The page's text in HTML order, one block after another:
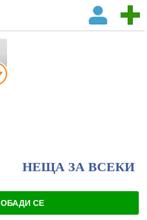
НЕЩА ЗА ВСЕКИ
ОБАДИ СЕ